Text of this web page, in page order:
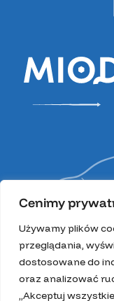
Cenimy
Używamy plików
przeglądania,
dostosowane do
oraz analizować
„Akceptuj